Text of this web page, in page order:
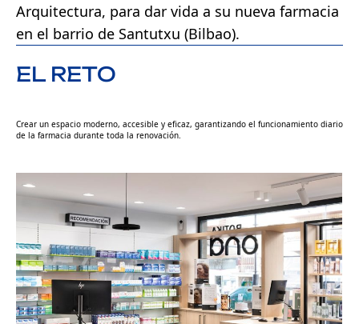
Arquitectura, para dar vida a su nueva farmacia
en el barrio de Santutxu (Bilbao).
EL RETO
Crear un espacio moderno, accesible y eficaz, garantizando el funcionamiento diario
de la farmacia durante toda la renovación.